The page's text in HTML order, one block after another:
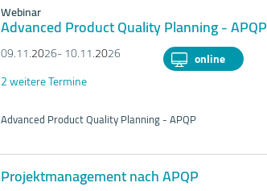
Webinar
Advanced Product Quality Planning - APQP
09.11.2026- 10.11.2026 online
2 weitere Termine
Advanced Product Quality Planning - APQP
Projektmanagement nach APQP